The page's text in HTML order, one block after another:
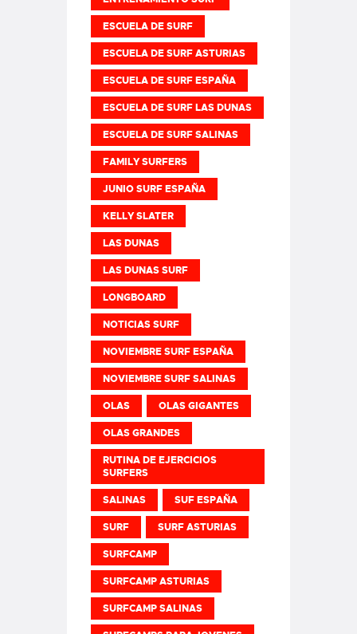
ESCUELA DE SURF
ESCUELA DE SURF ASTURIAS
ESCUELA DE SURF ESPAÑA
ESCUELA DE SURF LAS DUNAS
ESCUELA DE SURF SALINAS
FAMILY SURFERS
JUNIO SURF ESPAÑA
KELLY SLATER
LAS DUNAS
LAS DUNAS SURF
LONGBOARD
NOTICIAS SURF
NOVIEMBRE SURF ESPAÑA
NOVIEMBRE SURF SALINAS
OLAS OLAS GIGANTES
OLAS GRANDES
RUTINA DE EJERCICIOS
SURFERS
SALINAS SUF ESPAÑA
SURF SURF ASTURIAS
SURFCAMP
SURFCAMP ASTURIAS
SURFCAMP SALINAS